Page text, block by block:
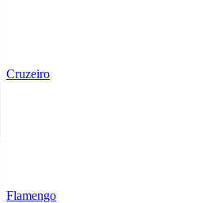
Cruzeiro
Flamengo